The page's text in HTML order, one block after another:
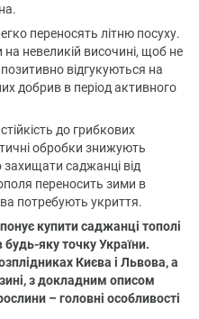
переносять літню посуху.
невеликій височині, щоб не
відгукуються на
добрив в період активного
до грибкових
обробки знижують
саджанці від
переносить зими в
потребують укриття.
купити саджанці тополі
будь-яку точку України.
Києва і Львова, а
з докладним описом
– головні особливості